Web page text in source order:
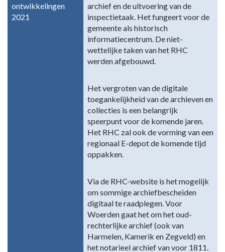
ontwikkelingen
2021
archief en de uitvoering van de
inspectietaak. Het fungeert voor de
gemeente als historisch
informatiecentrum. De niet-
wettelijke taken van het RHC
werden afgebouwd.
Het vergroten van de digitale
toegankelijkheid van de archieven en
collecties is een belangrijk
speerpunt voor de komende jaren.
Het RHC zal ook de vorming van een
regionaal E-depot de komende tijd
oppakken.
Via de RHC-website is het mogelijk
om sommige archiefbescheiden
digitaal te raadplegen. Voor
Woerden gaat het om het oud-
rechterlijke archief (ook van
Harmelen, Kamerik en Zegveld) en
het notarieel archief van voor 1811.